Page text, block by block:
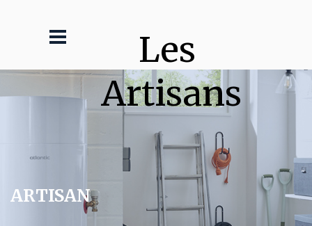
Les
Artisans
ARTISAN